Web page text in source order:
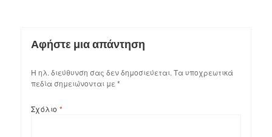
Αφήστε μια απάντηση
Η ηλ. διεύθυνση σας δεν δημοσιεύεται. Τα υποχρεωτικά
πεδία σημειώνονται με *
Σχόλιο *